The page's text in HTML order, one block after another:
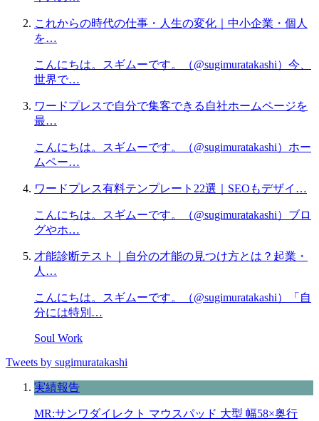
これからの時代の仕事・人生の変化｜中小企業・個人
を…
こんにちは。スギムーです。（@sugimuratakashi）今、
世界で…
ワードプレスで自分で集客できる自社ホームページを
最…
こんにちは。スギムーです。（@sugimuratakashi）ホー
ムペー…
ワードプレス有料テンプレート22選｜SEOもデザイ…
こんにちは。スギムーです。（@sugimuratakashi）ブロ
グやホ…
才能診断テスト｜自分の才能の見つけ方とは？起業・
人…
こんにちは。スギムーです。（@sugimuratakashi）「自
分には特別…
Soul Work
Tweets by sugimuratakashi
実績報告
MR:サンワダイレクト マウスパッド 大型 幅58×奥行